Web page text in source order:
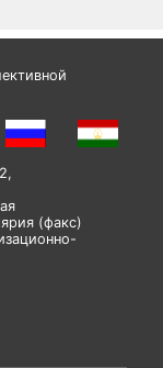
(факс)